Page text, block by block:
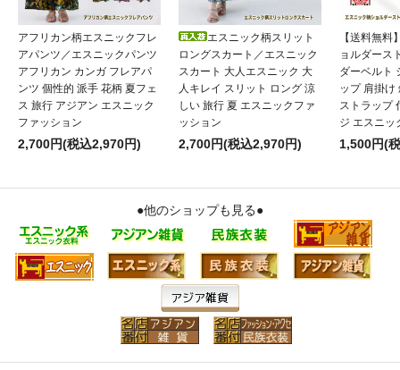
アフリカン柄エスニックフレ
アパンツ／エスニックパンツ
アフリカン カンガ フレアパ
ンツ 個性的 派手 花柄 夏フェ
ス 旅行 アジアン エスニック
ファッション
2,700円(税込2,970円)
エスニック柄スリット
ロングスカート／エスニック
スカート 大人エスニック 大
人キレイ スリット ロング 涼
しい 旅行 夏 エスニックファ
ッション
2,700円(税込2,970円)
【送料無料
ョルダース
ダーベルト
ップ 肩掛け
ストラップ
ジ エスニッ
1,500円(
●他のショップも見る●